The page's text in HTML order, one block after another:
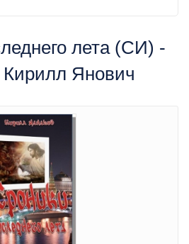
лета (СИ) -
Янович